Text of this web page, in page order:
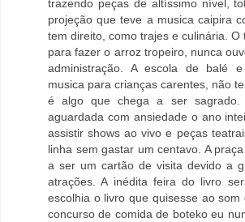
trazendo peças de altíssimo nível,
projeção que teve a musica caipira
tem direito, como trajes e culinária. O
para fazer o arroz tropeiro, nunca
administração. A escola de balé
musica para crianças carentes, não
é algo que chega a ser sagrado.
aguardada com ansiedade o ano
assistir shows ao vivo e peças
linha sem gastar um centavo. A
a ser um cartão de visita devido a
atrações. A inédita feira do livro
escolhia o livro que quisesse ao
concurso de comida de boteko eu